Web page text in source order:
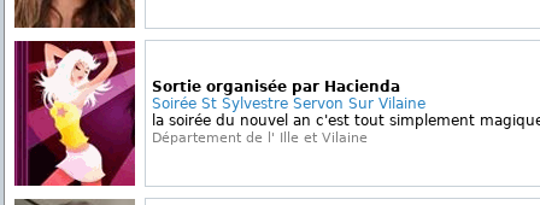
Sortie organisée par Hacienda
Soirée St Sylvestre Servon Sur Vilaine
la soirée du nouvel an c'est tout simplement
Département de l' Ille et Vilaine